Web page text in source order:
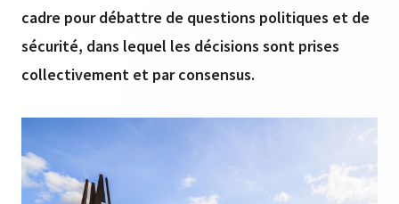
cadre pour débattre de questions politiques et de
sécurité, dans lequel les décisions sont prises
collectivement et par consensus.